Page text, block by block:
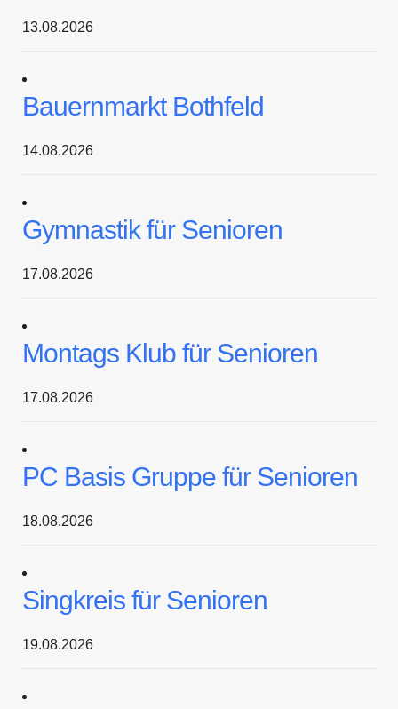
13.08.2026
Bauernmarkt Bothfeld
14.08.2026
Gymnastik für Senioren
17.08.2026
Montags Klub für Senioren
17.08.2026
PC Basis Gruppe für Senioren
18.08.2026
Singkreis für Senioren
19.08.2026